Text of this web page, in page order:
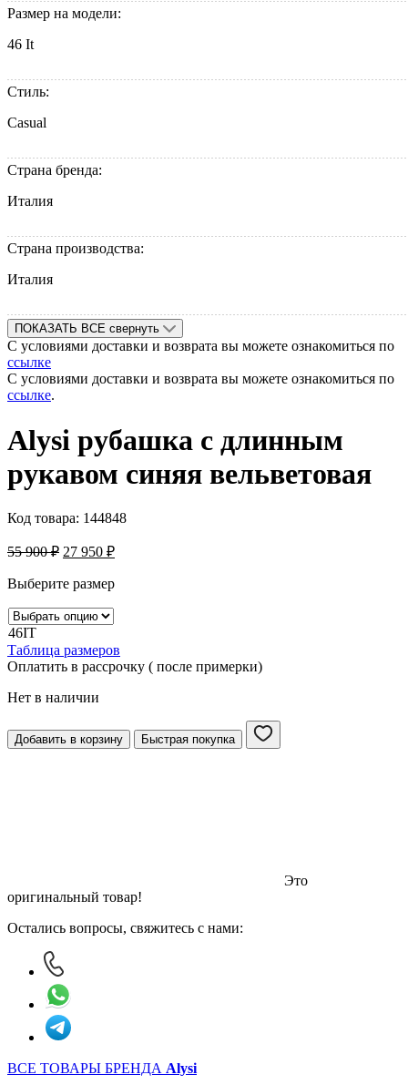
Размер на модели:
46 It
Стиль:
Casual
Страна бренда:
Италия
Страна производства:
Италия
ПОКАЗАТЬ ВСЕ свернуть
С условиями доставки и возврата вы можете ознакомиться по
ссылке
С условиями доставки и возврата вы можете ознакомиться по
ссылке.
Alysi рубашка с длинным
рукавом cиняя вельветовая
Код товара: 144848
55 900₽ 27 950 ₽
Выберите размер
46IT
Таблица размеров
Оплатить в рассрочку ( после примерки)
Нет в наличии
Добавить в корзину Быстрая покупка
Это
оригинальный товар!
Остались вопросы, свяжитесь с нами:
ВСЕ ТОВАРЫ БРЕНДА Alysi